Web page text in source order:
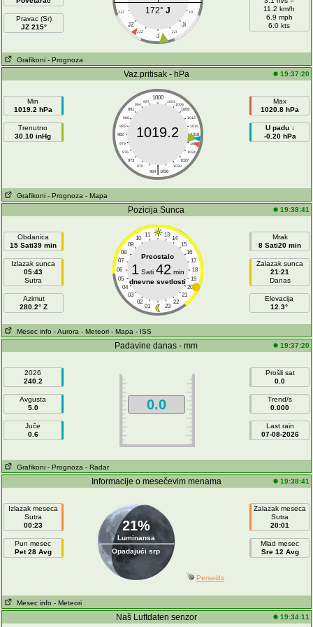
Pravac (Sr)
JZ 215°
ZJZ IJI
JZ JI
JJZ JJI
J
172° J
11.2 km/h
6.9 mph
6.0 kts
Grafikoni - Prognoza
Vaz.pritisak - hPa 19:37:20
Min
1019.2 hPa
Trenutno
30.10 inHg
1000
997 1003
994
1006
991
1009
988
1012
985
1015
982
1018
979
1021
976
1024
973
1027
970
1030
|
964 1036
1019.2
Max
1020.8 hPa
U padu ↓
-0.20 hPa
Grafikoni - Prognoza - Mapa
Pozicija Sunca 19:38:41
Obdanica
15 Sati39 min
Izlazak sunca
05:43
Sutra
Azimut
280.2° Z
11 13
10
14
09
15
08
16
07
17
06
18
05
19
04
20
03
21
02
22
01 23
Preostalo
1 Sati 42 min
dnevne svetlosti
Mrak
8 Sati20 min
Zalazak sunca
21:21
Danas
Elevacija
12.3°
Mesec info - Aurora - Meteori - Mapa - ISS
Padavine danas - mm 19:37:20
2026
240.2
Avgusta
5.0
Juče
0.6
0.0
Prošli sat
0.0
Trend/s
0.000
Last rain
07-08-2026
Grafikoni - Prognoza - Radar
Informacije o mesečevim menama 19:38:41
Izlazak meseca
Sutra
00:23
Pun mesec
Pet 28 Avg
21%
Luminansa
Opadajući srp
Zalazak meseca
Sutra
20:01
Mlad mesec
Sre 12 Avg
Perseids
Mesec info - Meteori
Naš Luftdaten senzor 19:34:11